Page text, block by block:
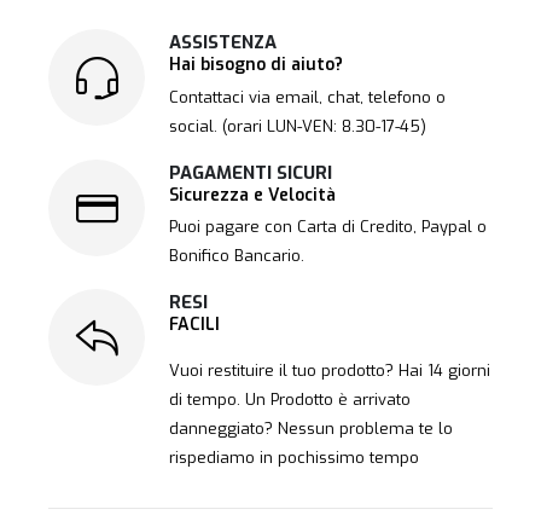
ASSISTENZA
Hai bisogno di aiuto?
Contattaci via email, chat, telefono o
social. (orari LUN-VEN: 8.30-17-45)
PAGAMENTI SICURI
Sicurezza e Velocità
Puoi pagare con Carta di Credito, Paypal o
Bonifico Bancario.
RESI
FACILI
Vuoi restituire il tuo prodotto? Hai 14 giorni
di tempo. Un Prodotto è arrivato
danneggiato? Nessun problema te lo
rispediamo in pochissimo tempo